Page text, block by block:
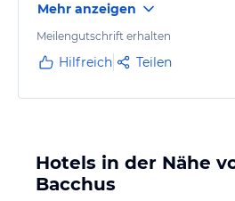
man findet immer einen
könnte ein wenig größer sein,
Mehr anzeigen
Meilengutschrift erhalten
Hilfreich Teilen
Hotels in der Nähe
Bacchus